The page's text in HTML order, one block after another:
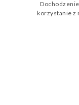
korzystanie z